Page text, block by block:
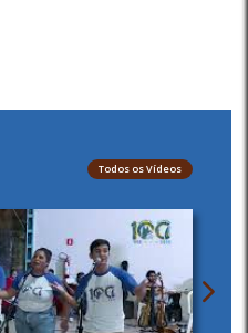
Todos os Vídeos